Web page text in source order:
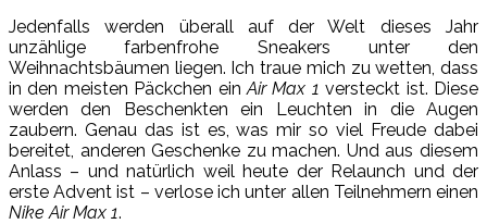
Jedenfalls werden überall auf der Welt dieses Jahr
unzählige farbenfrohe Sneakers unter den
Weihnachtsbäumen liegen. Ich traue mich zu wetten, dass
in den meisten Päckchen ein Air Max 1 versteckt ist. Diese
werden den Beschenkten ein Leuchten in die Augen
zaubern. Genau das ist es, was mir so viel Freude dabei
bereitet, anderen Geschenke zu machen. Und aus diesem
Anlass – und natürlich weil heute der Relaunch und der
erste Advent ist – verlose ich unter allen Teilnehmern einen
Nike Air Max 1.